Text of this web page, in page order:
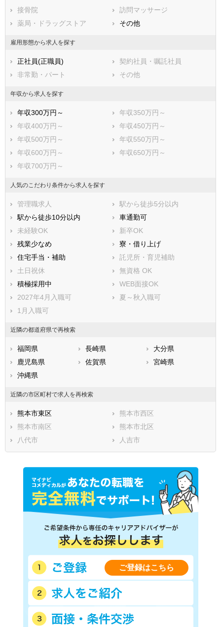
阿蘇郡産山村
阿蘇郡高森町
阿蘇郡西原村
阿蘇郡南阿蘇村
上益城郡御船町
上益城郡山都町
八代郡氷川町
葦北郡芦北町
葦北郡津奈木町
球磨郡錦町
球磨郡相良村
球磨郡五木村
球磨郡山江村
球磨郡球磨村
球磨郡あさぎり町
天草郡苓北町
接骨院
訪問マッサージ
薬局・ドラッグストア
その他
雇用形態から求人を探す
正社員(正職員)
契約社員・嘱託社員
非常勤・パート
その他
年収から求人を探す
年収300万円～
年収350万円～
年収400万円～
年収450万円～
年収500万円～
年収550万円～
年収600万円～
年収650万円～
年収700万円～
人気のこだわり条件から求人を探す
管理職求人
駅から徒歩5分以内
駅から徒歩10分以内
車通勤可
未経験OK
新卒OK
残業少なめ
寮・借り上げ
住宅手当・補助
託児所・育児補助
土日祝休
無資格 OK
積極採用中
WEB面接OK
2027年4月入職可
夏～秋入職可
1月入職可
近隣の都道府県で再検索
福岡県 長崎県
大分県
鹿児島県
佐賀県
宮崎県
沖縄県
近隣の市区町村で求人を再検索
熊本市東区
熊本市西区
熊本市南区
熊本市北区
八代市
人吉市
ご登録はこちら